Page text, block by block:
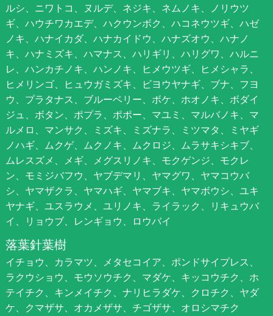
ルシ、ニワトコ、ヌルデ、ネジキ、ネムノキ、ノリウツ
ギ、ハウチワカエデ、ハクウンボク、ハコネウツギ、ハゼ
ノキ、ハナイカダ、ハナカイドウ、ハナズオウ、ハナノ
キ、ハナミズキ、ハマナス、ハリギリ、ハリグワ、ハルニ
レ、ハンカチノキ、ハンノキ、ヒメウツギ、ヒメシャラ、
ヒメリンゴ、ヒュウガミズキ、ビヨウヤナギ、ブナ、フヨ
ウ、プラタナス、ブルーベリー、ボケ、ホオノキ、ボダイ
ジュ、ボタン、ポプラ、ポポー、マユミ、マルバノキ、マ
ルメロ、マンサク、ミズキ、ミズナラ、ミツマタ、ミヤギ
ノハギ、ムクゲ、ムクノキ、ムクロジ、ムラサキシキブ、
ムレスズメ、メギ、メグスリノキ、モクゲンジ、モクレ
ン、モミジバフウ、ヤブデマリ、ヤマグワ、ヤマコウバ
シ、ヤマザクラ、ヤマハギ、ヤマブキ、ヤマボウシ、ユキ
ヤナギ、ユスラウメ、ユリノキ、ライラック、リキュウバ
イ、リョウブ、レンギョウ、ロウバイ
落葉針葉樹
イチョウ、カラマツ、メタセコイア、ポンドサイプレス、
ラクウショウ、モウソウチク、マダケ、キッコウチク、ホ
テイチク、キンメイチク、ナリヒラダケ、クロチク、ヤダ
ケ、クマザサ、オカメザサ、チゴザサ、オロシマチク